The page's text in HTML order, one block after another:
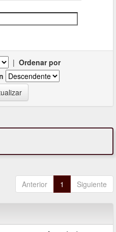
| Ordenar por
Anterior 1 Siguiente